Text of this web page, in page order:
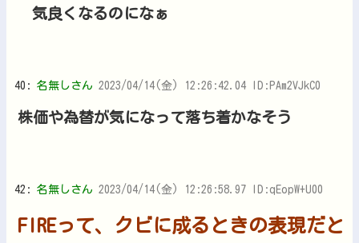
気良くなるのになぁ
40: 名無しさん 2023/04/14(金) 12:26:42.04 ID:PAm2VJkC0
株価や為替が気になって落ち着かなそう
42: 名無しさん 2023/04/14(金) 12:26:58.97 ID:qEopW+U00
FIREって、クビに成るときの表現だと